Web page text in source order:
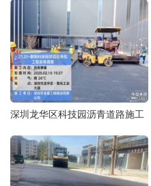
深圳龙华区科技园沥青道路施工